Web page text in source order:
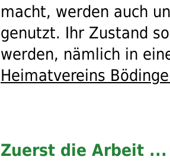
macht, werden auch
genutzt. Ihr Zustand
werden, nämlich in
Heimatvereins
Zuerst die Arbeit ...